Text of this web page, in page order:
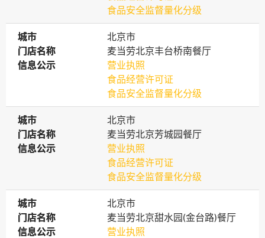
食品安全监督量化分级
城市
城市
北京市
门店名称
门店名称
麦当劳北京丰台桥南餐厅
信息公示
信息公示
营业执照
食品经营许可证
食品安全监督量化分级
城市
城市
北京市
门店名称
门店名称
麦当劳北京芳城园餐厅
信息公示
信息公示
营业执照
食品经营许可证
食品安全监督量化分级
城市
城市
北京市
门店名称
门店名称
麦当劳北京甜水园(金台路)餐厅
信息公示
信息公示
营业执照